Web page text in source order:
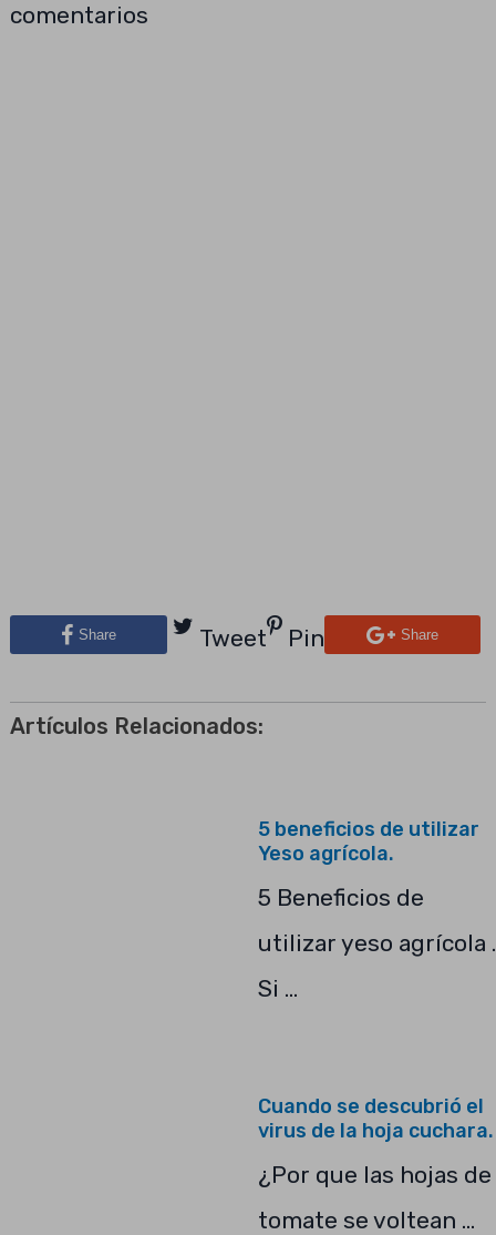
comentarios
Share Tweet Pin Share
Artículos Relacionados:
5 beneficios de utilizar
Yeso agrícola.
5 Beneficios de
utilizar yeso agrícola .
Si …
Cuando se descubrió el
virus de la hoja cuchara.
¿Por que las hojas de
tomate se voltean …